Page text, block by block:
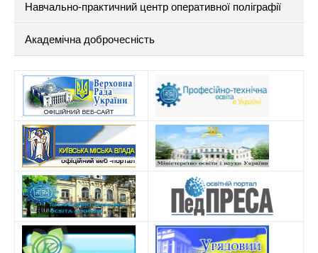
Навчально-практичний центр оперативної поліграфії
Академічна доброчесність